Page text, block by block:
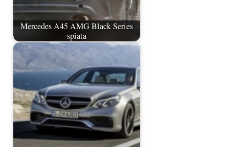
Mercedes A45 AMG Black Series
spiata